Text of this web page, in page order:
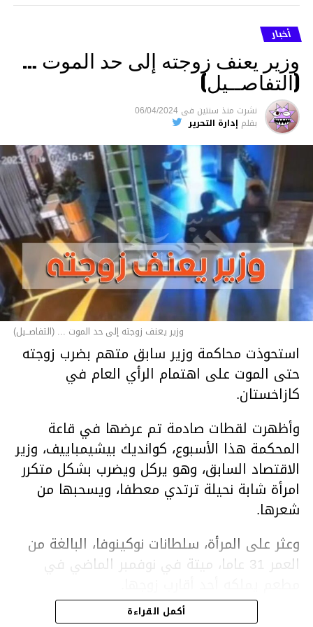
أخبار
وزير يعنف زوجته إلى حد الموت …
(التفاصــيل)
نشرت منذ سنتين فى 06/04/2024
بقلم إدارة التحرير
وزير يعنف زوجته إلى حد الموت ... (التفاصــيل)
استحوذت محاكمة وزير سابق متهم بضرب زوجته
حتى الموت على اهتمام الرأي العام في
كازاخستان.
وأظهرت لقطات صادمة تم عرضها في قاعة
المحكمة هذا الأسبوع، كوانديك بيشيمباييف، وزير
الاقتصاد السابق، وهو يركل ويضرب بشكل متكرر
امرأة شابة نحيلة ترتدي معطفا، ويسحبها من
شعرها.
وعثر على المرأة، سلطانات نوكينوفا، البالغة من
العمر 31 عاما، ميتة في نوفمبر الماضي في
ووفقا لتقرير الطبيب الشرعي، توفيت نوكينوفا
أكمل القراءة